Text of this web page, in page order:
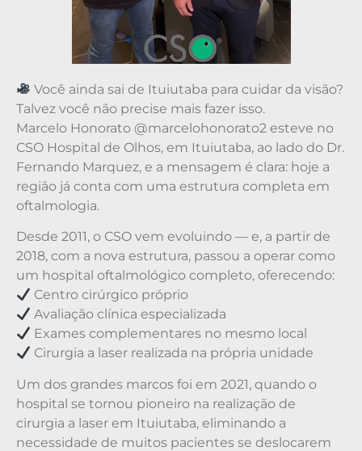
Você ainda sai de Ituiutaba para cuidar da visão?
Talvez você não precise mais fazer isso.
Marcelo Honorato @marcelohonorato2 esteve no
CSO Hospital de Olhos, em Ituiutaba, ao lado do Dr.
Fernando Marquez, e a mensagem é clara: hoje a
região já conta com uma estrutura completa em
oftalmologia.
Desde 2011, o CSO vem evoluindo — e, a partir de
2018, com a nova estrutura, passou a operar como
um hospital oftalmológico completo, oferecendo:
Centro cirúrgico próprio
Avaliação clínica especializada
Exames complementares no mesmo local
Cirurgia a laser realizada na própria unidade
Um dos grandes marcos foi em 2021, quando o
hospital se tornou pioneiro na realização de
cirurgia a laser em Ituiutaba, eliminando a
necessidade de muitos pacientes se deslocarem